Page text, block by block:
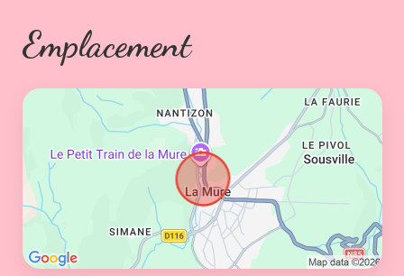
Plan
Galerie
Disponibilités
Avis
Contact
Emplacement